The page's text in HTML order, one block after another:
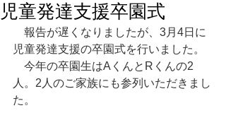
児童発達支援卒園式
報告が遅くなりましたが、3月4日に
児童発達支援の卒園式を行いました。
今年の卒園生はAくんとRくんの2
人。2人のご家族にも参列いただきまし
た。